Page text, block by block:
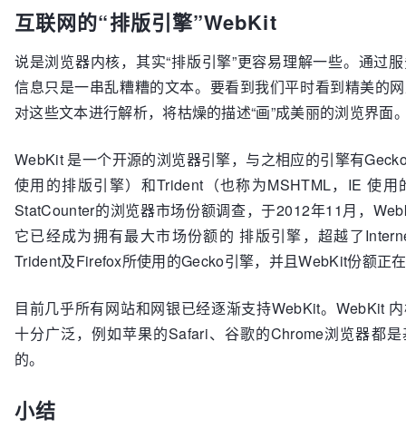
互联网的“排版引擎”WebKit
说是浏览器内核，其实“排版引擎”更容易理解一些。通过
信息只是一串乱糟糟的文本。要看到我们平时看到精美的
对这些文本进行解析，将枯燥的描述“画”成美丽的浏览界面
WebKit 是一个开源的浏览器引擎，与之相应的引擎有
使用的排版引擎）和Trident（也称为MSHTML，IE 使用
StatCounter的浏览器市场份额调查，于2012年11月，
它已经成为拥有最大市场份额的 排版引擎，超越了
Trident及Firefox所使用的Gecko引擎，并且WebKit份额正
目前几乎所有网站和网银已经逐渐支持WebKit。WebKit
十分广泛，例如苹果的Safari、谷歌的Chrome浏览器都
的。
小结